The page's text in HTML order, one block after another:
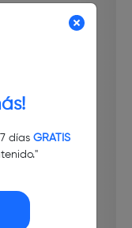
días GRATIS